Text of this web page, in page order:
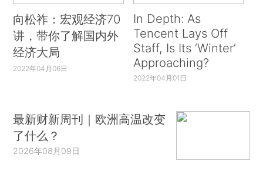
向松祚：宏观经济70
讲，带你了解国内外
经济大局
2022年04月06日
In Depth: As
Tencent Lays Off
Staff, Is Its ‘Winter’
Approaching?
2022年04月01日
最新财新周刊｜欧洲高温改变
了什么？
2026年08月09日